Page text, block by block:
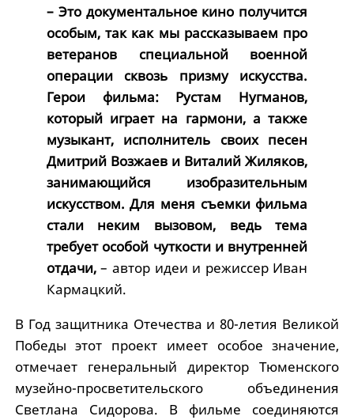
– Это документальное кино получится
особым, так как мы рассказываем про
ветеранов специальной военной
операции сквозь призму искусства.
Герои фильма: Рустам Нугманов,
который играет на гармони, а также
музыкант, исполнитель своих песен
Дмитрий Возжаев и Виталий Жиляков,
занимающийся изобразительным
искусством. Для меня съемки фильма
стали неким вызовом, ведь тема
требует особой чуткости и внутренней
отдачи,– автор идеи и режиссер Иван
Кармацкий.
В Год защитника Отечества и 80-летия Великой
Победы этот проект имеет особое значение,
отмечает генеральный директор Тюменского
музейно-просветительского объединения
Светлана Сидорова. В фильме соединяются